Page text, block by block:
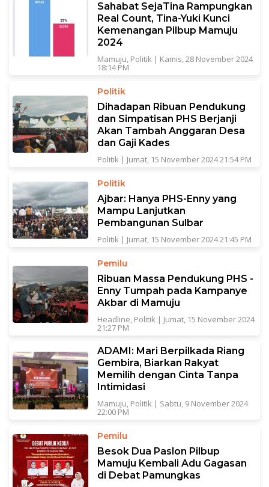
Sahabat SejaTina Rampungkan
Real Count, Tina-Yuki Kunci
Kemenangan Pilbup Mamuju
2024
Mamuju, Politik | Kamis, 28 November 2024
18:14 PM
Politik
Dihadapan Ribuan Pendukung
dan Simpatisan PHS Berjanji
Akan Tambah Anggaran Desa
dan Gaji Kades
Politik | Jumat, 15 November 2024 21:54 PM
Politik
Ajbar: Hanya PHS-Enny yang
Mampu Lanjutkan
Pembangunan Sulbar
Politik | Jumat, 15 November 2024 21:45 PM
Pemilu
Ribuan Massa Pendukung PHS -
Enny Tumpah pada Kampanye
Akbar di Mamuju
Headline, Politik | Jumat, 15 November 2024
21:27 PM
ADAMI: Mari Berpilkada Riang
Gembira, Biarkan Rakyat
Memilih dengan Cinta Tanpa
Intimidasi
Mamuju, Politik | Sabtu, 9 November 2024
22:00 PM
Pemilu
Besok Dua Paslon Pilbup
Mamuju Kembali Adu Gagasan
di Debat Pamungkas